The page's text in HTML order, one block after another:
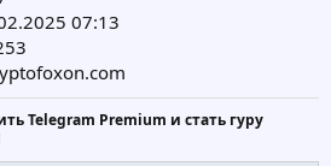
07:13
Telegram Premium и стать гуру